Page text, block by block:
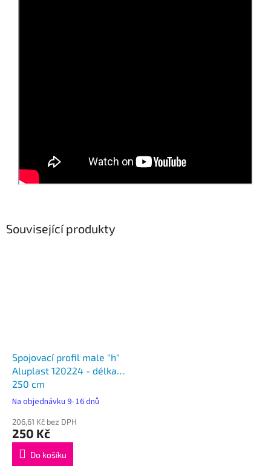
Související produkty
Spojovací profil male "h"
Aluplast 120224 - délka
250 cm
Na objednávku 9- 16 dnů
206,61 Kč bez DPH
250 Kč
Do košíku